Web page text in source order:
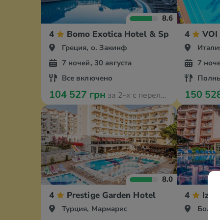
8.6
4 Bomo Exotica Hotel & Spa by Zante
Греция, о. Закинф
7 ночей, 30 августа
Все включено
104 527 грн за 2-х с перелётом
4 VOI
7
150
8.0
4 Prestige Garden Hotel
Турция, Мармарис
4